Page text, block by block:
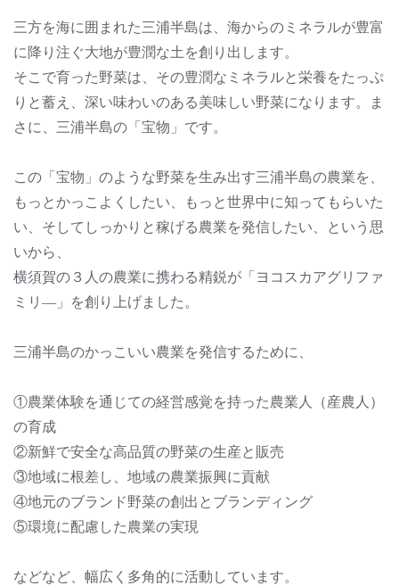
三方を海に囲まれた三浦半島は、海からのミネラルが豊富
に降り注ぐ大地が豊潤な土を創り出します。
そこで育った野菜は、その豊潤なミネラルと栄養をたっぷ
りと蓄え、深い味わいのある美味しい野菜になります。ま
さに、三浦半島の「宝物」です。
この「宝物」のような野菜を生み出す三浦半島の農業を、
もっとかっこよくしたい、もっと世界中に知ってもらいた
い、そしてしっかりと稼げる農業を発信したい、という思
いから、
横須賀の３人の農業に携わる精鋭が「ヨコスカアグリファ
ミリ―」を創り上げました。
三浦半島のかっこいい農業を発信するために、
①農業体験を通じての経営感覚を持った農業人（産農人）
の育成
②新鮮で安全な高品質の野菜の生産と販売
③地域に根差し、地域の農業振興に貢献
④地元のブランド野菜の創出とブランディング
⑤環境に配慮した農業の実現
などなど、幅広く多角的に活動しています。